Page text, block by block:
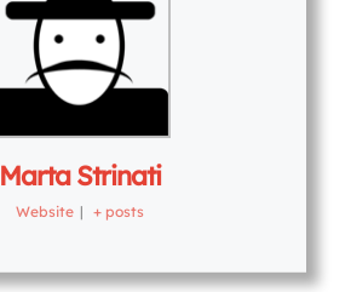
Marta Strinati
Website | + posts